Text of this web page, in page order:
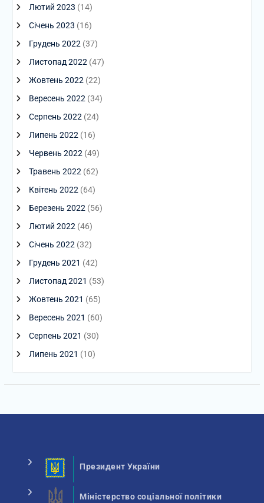
Лютий 2023 (14)
Січень 2023 (16)
Грудень 2022 (37)
Листопад 2022 (47)
Жовтень 2022 (22)
Вересень 2022 (34)
Серпень 2022 (24)
Липень 2022 (16)
Червень 2022 (49)
Травень 2022 (62)
Квітень 2022 (64)
Березень 2022 (56)
Лютий 2022 (46)
Січень 2022 (32)
Грудень 2021 (42)
Листопад 2021 (53)
Жовтень 2021 (65)
Вересень 2021 (60)
Серпень 2021 (30)
Липень 2021 (10)
Президент України
Міністерство соціальної політики